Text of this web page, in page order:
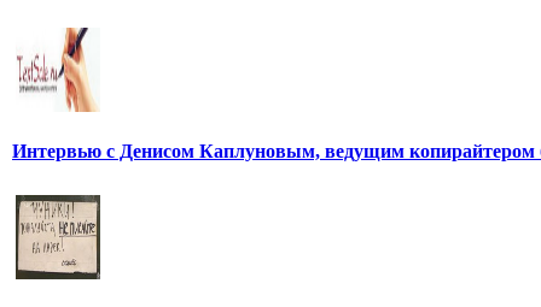
Интервью с Денисом Каплуновым, ведущим копирайтером